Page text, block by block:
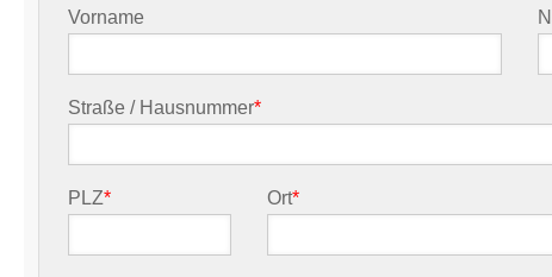
Vorname
Straße / Hausnummer*
PLZ* Ort*